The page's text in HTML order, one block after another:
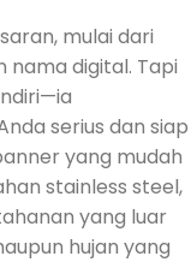
mulai dari
nama digital. Tapi
serius dan siap
yang mudah
stainless steel,
yang luar
hujan yang